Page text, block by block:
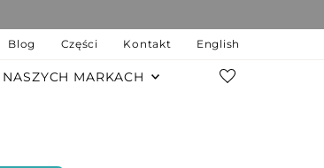
Blog Części Kontakt English
MARKACH